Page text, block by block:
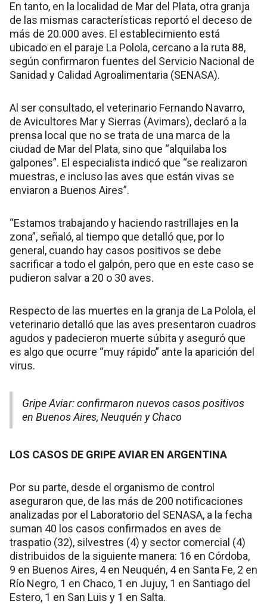
En tanto, en la localidad de Mar del Plata, otra granja
de las mismas características reportó el deceso de
más de 20.000 aves. El establecimiento está
ubicado en el paraje La Polola, cercano a la ruta 88,
según confirmaron fuentes del Servicio Nacional de
Sanidad y Calidad Agroalimentaria (SENASA).
Al ser consultado, el veterinario Fernando Navarro,
de Avicultores Mar y Sierras (Avimars), declaró a la
prensa local que no se trata de una marca de la
ciudad de Mar del Plata, sino que “alquilaba los
galpones”. El especialista indicó que “se realizaron
muestras, e incluso las aves que están vivas se
enviaron a Buenos Aires”.
“Estamos trabajando y haciendo rastrillajes en la
zona”, señaló, al tiempo que detalló que, por lo
general, cuando hay casos positivos se debe
sacrificar a todo el galpón, pero que en este caso se
pudieron salvar a 20 o 30 aves.
Respecto de las muertes en la granja de La Polola, el
veterinario detalló que las aves presentaron cuadros
agudos y padecieron muerte súbita y aseguró que
es algo que ocurre “muy rápido” ante la aparición del
virus.
Gripe Aviar: confirmaron nuevos casos positivos
en Buenos Aires, Neuquén y Chaco
LOS CASOS DE GRIPE AVIAR EN ARGENTINA
Por su parte, desde el organismo de control
aseguraron que, de las más de 200 notificaciones
analizadas por el Laboratorio del SENASA, a la fecha
suman 40 los casos confirmados en aves de
traspatio (32), silvestres (4) y sector comercial (4)
distribuidos de la siguiente manera: 16 en Córdoba,
9 en Buenos Aires, 4 en Neuquén, 4 en Santa Fe, 2 en
Río Negro, 1 en Chaco, 1 en Jujuy, 1 en Santiago del
Estero, 1 en San Luis y 1 en Salta.